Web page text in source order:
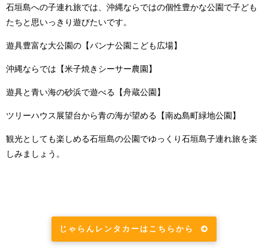
石垣島への子連れ旅では、沖縄ならではの個性豊かな公園で子ども
たちと思いっきり遊びたいです。
遊具豊富な大公園の【バンナ公園こども広場】
沖縄ならでは【米子焼きシーサー農園】
遊具と青い海の砂浜で遊べる【舟蔵公園】
ツリーハウス展望台から青の海が望める【南ぬ島町緑地公園】
観光としても楽しめる石垣島の公園でゆっくり石垣島子連れ旅を楽
しみましょう。
じゃらんレンタカーはこちらから